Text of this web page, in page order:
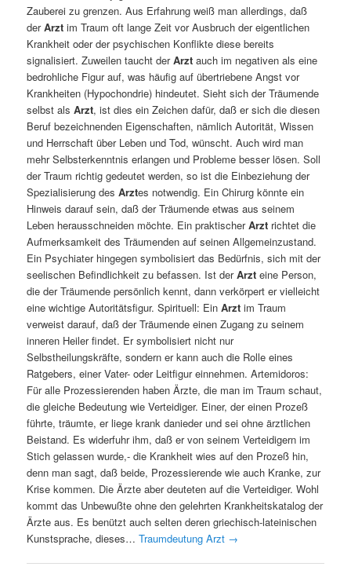
Zauberei zu grenzen. Aus Erfahrung weiß man allerdings, daß
derArzt im Traum oft lange Zeit vor Ausbruch der eigentlichen
Krankheit oder der psychischen Konflikte diese bereits
signalisiert. Zuweilen taucht derArzt auch im negativen als eine
bedrohliche Figur auf, was häufig auf übertriebene Angst vor
Krankheiten (Hypochondrie) hindeutet. Sieht sich der Träumende
selbst alsArzt, ist dies ein Zeichen dafür, daß er sich die diesen
Beruf bezeichnenden Eigenschaften, nämlich Autorität, Wissen
und Herrschaft über Leben und Tod, wünscht. Auch wird man
mehr Selbsterkenntnis erlangen und Probleme besser lösen. Soll
der Traum richtig gedeutet werden, so ist die Einbeziehung der
Spezialisierung desArztes notwendig. Ein Chirurg könnte ein
Hinweis darauf sein, daß der Träumende etwas aus seinem
Leben herausschneiden möchte. Ein praktischerArzt richtet die
Aufmerksamkeit des Träumenden auf seinen Allgemeinzustand.
Ein Psychiater hingegen symbolisiert das Bedürfnis, sich mit der
seelischen Befindlichkeit zu befassen. Ist derArzt eine Person,
die der Träumende persönlich kennt, dann verkörpert er vielleicht
eine wichtige Autoritätsfigur. Spirituell: EinArzt im Traum
verweist darauf, daß der Träumende einen Zugang zu seinem
inneren Heiler findet. Er symbolisiert nicht nur
Selbstheilungskräfte, sondern er kann auch die Rolle eines
Ratgebers, einer Vater- oder Leitfigur einnehmen. Artemidoros:
Für alle Prozessierenden haben Ärzte, die man im Traum schaut,
die gleiche Bedeutung wie Verteidiger. Einer, der einen Prozeß
führte, träumte, er liege krank danieder und sei ohne ärztlichen
Beistand. Es widerfuhr ihm, daß er von seinem Verteidigern im
Stich gelassen wurde,- die Krankheit wies auf den Prozeß hin,
denn man sagt, daß beide, Prozessierende wie auch Kranke, zur
Krise kommen. Die Ärzte aber deuteten auf die Verteidiger. Wohl
kommt das Unbewußte ohne den gelehrten Krankheitskatalog der
Ärzte aus. Es benützt auch selten deren griechisch-lateinischen
Kunstsprache, dieses…Traumdeutung Arzt →